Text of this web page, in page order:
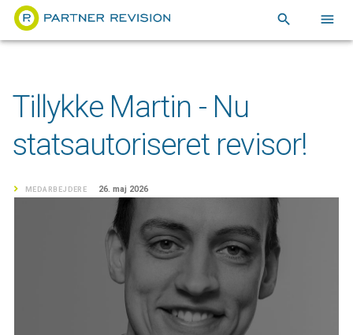
search menu
Tillykke Martin - Nu
statsautoriseret revisor!
MEDARBEJDERE 26. maj 2026